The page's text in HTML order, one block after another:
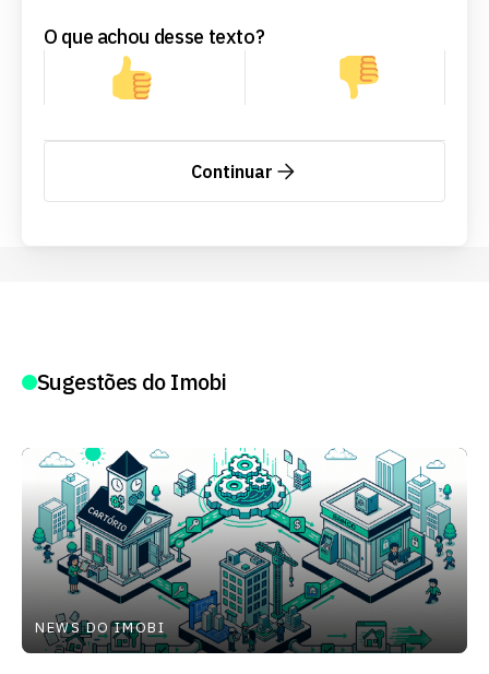
O que achou desse texto?
Continuar
Sugestões do Imobi
NEWS DO IMOBI